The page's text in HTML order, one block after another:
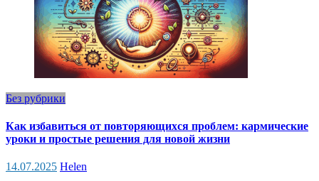
Без рубрики
Как избавиться от повторяющихся проблем: кармические
уроки и простые решения для новой жизни
14.07.2025 Helen